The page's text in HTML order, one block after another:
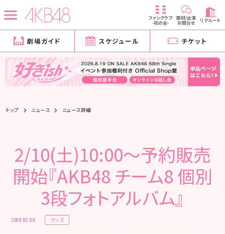
ファンクラブ
-柱の会-
取材/出演
お問合せ リクルート
劇場ガイド スケジュール チケット
トップ ニュース ニュース詳細
2/10(土)10:00～予約販売
開始『AKB48 チーム8 個別
3段フォトアルバム』
2018.02.09 グッズ